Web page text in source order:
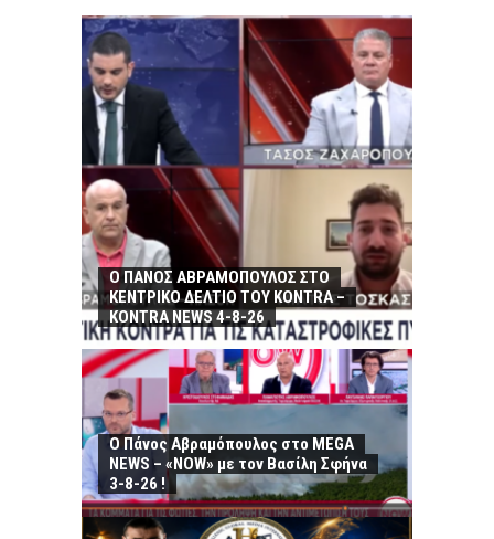
Ο ΠΑΝΟΣ ΑΒΡΑΜΟΠΟΥΛΟΣ ΣΤΟ
ΚΕΝΤΡΙΚΟ ΔΕΛΤΙΟ ΤΟΥ KONTRA –
KONTRA NEWS 4-8-26
Ο Πάνος Αβραμόπουλος στο MEGA
NEWS – «NOW» με τον Βασίλη Σφήνα
3-8-26 !